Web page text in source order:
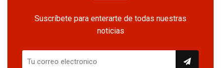
Suscríbete para enterarte de todas nuestras
noticias